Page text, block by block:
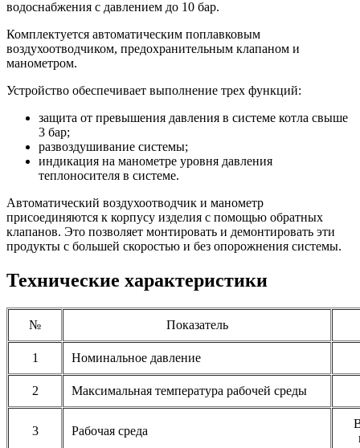
водоснабжения c давлением до 10 бар.
Комплектуется автоматическим поплавковым
воздухоотводчиком, предохранительным клапаном и
манометром.
Устройство обеспечивает выполнение трех функций:
защита от превышения давления в системе котла свыше
3 бар;
развоздушивание системы;
индикация на манометре уровня давления
теплоносителя в системе.
Автоматический воздухоотводчик и манометр
присоединяются к корпусу изделия с помощью обратных
клапанов. Это позволяет монтировать и демонтировать эти
продукты с большей скоростью и без опорожнения системы.
Технические характеристики
№ Показатель
1 Номинальное давление
2 Максимальная температура рабочей среды
3 Рабочая среда